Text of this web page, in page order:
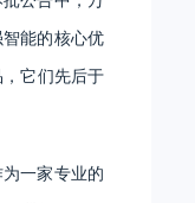
能的核心优
它们先后于
一家专业的